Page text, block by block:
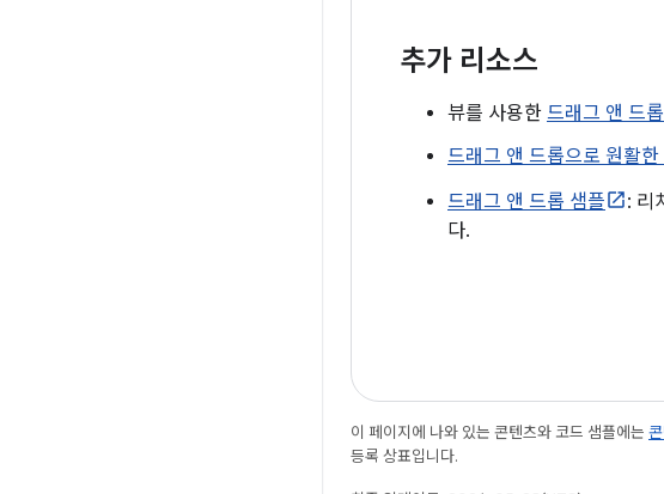
추가 리소스
뷰를 사용한 드래그 앤 드
드래그 앤 드롭으로 원활한
드래그 앤 드롭 샘플
: 리
다.
이 페이지에 나와 있는 콘텐츠와 코드 샘플에는
등록 상표입니다.